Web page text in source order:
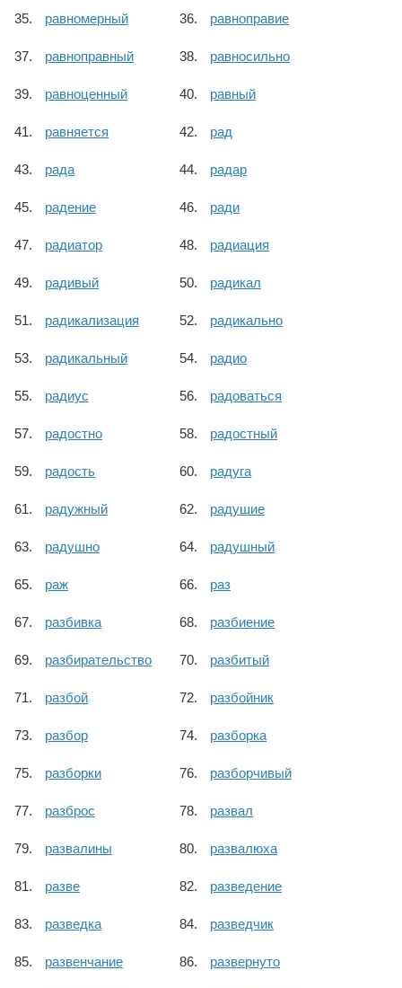
равномерный равноправие
равноправный равносильно
равноценный равный
равняется рад
рада радар
радение ради
радиатор радиация
радивый радикал
радикализация радикально
радикальный радио
радиус радоваться
радостно радостный
радость радуга
радужный радушие
радушно радушный
раж раз
разбивка разбиение
разбирательство разбитый
разбой разбойник
разбор разборка
разборки разборчивый
разброс развал
развалины развалюха
разве разведение
разведка разведчик
развенчание развернуто